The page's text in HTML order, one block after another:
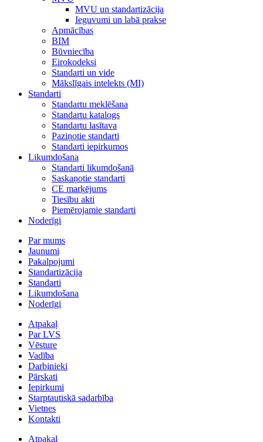
MVU un standartizācija
Ieguvumi un labā prakse
Apmācības
BIM
Būvniecība
Eirokodeksi
Standarti un vide
Mākslīgais intelekts (MI)
Standarti
Standartu meklēšana
Standartu katalogs
Standartu lasītava
Paziņotie standarti
Standarti iepirkumos
Likumdošana
Standarti likumdošanā
Saskaņotie standarti
CE marķējums
Tiesību akti
Piemērojamie standarti
Noderīgi
Par mums
Jaunumi
Pakalpojumi
Standartizācija
Standarti
Likumdošana
Noderīgi
Atpakaļ
Par LVS
Vēsture
Vadība
Darbinieki
Pārskati
Iepirkumi
Starptautiskā sadarbība
Vietnes
Kontakti
Atpakaļ